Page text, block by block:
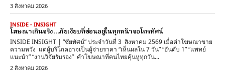
3 สิงหาคม 2026
INSIDE - INSIGHT
โฆษณาเกินจริง…ภัยเงียบที่ซ่อนอยู่ในทุกหน้าจอโทรทัศน์
INSIDE INSIGHT | “ชัยทัศน์” ประจำวันที่ 3 สิงหาคม 2569 เมื่อคำโฆษณาขาย
ความหวัง แต่ผู้บริโภคอาจเป็นผู้จ่ายราคา “เห็นผลใน 7 วัน” “อันดับ 1” “แพทย์
แนะนำ” “งานวิจัยรับรอง” คำโฆษณาที่คนไทยคุ้นหูทุกวัน...
2 สิงหาคม 2026